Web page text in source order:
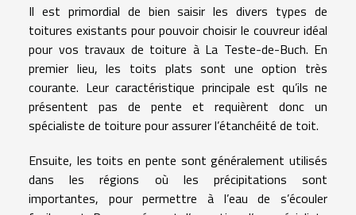
Il est primordial de bien saisir les divers types de
toitures existants pour pouvoir choisir le couvreur idéal
pour vos travaux de toiture à La Teste-de-Buch. En
premier lieu, les toits plats sont une option très
courante. Leur caractéristique principale est qu’ils ne
présentent pas de pente et requièrent donc un
spécialiste de toiture pour assurer l’étanchéité de toit.
Ensuite, les toits en pente sont généralement utilisés
dans les régions où les précipitations sont
importantes, pour permettre à l’eau de s’écouler